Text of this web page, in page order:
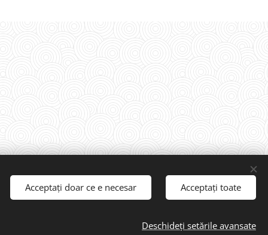
Acceptați doar ce e necesar Acceptați toate
Deschideți setările avansate